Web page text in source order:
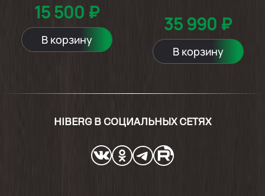
15 500 ₽
В корзину
35 990 ₽
В корзину
HIBERG В СОЦИАЛЬНЫХ СЕТЯХ